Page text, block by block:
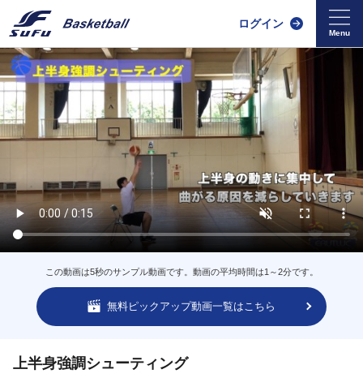
ログイン
この動画は5秒のサンプル動画です。動画の平均時間は1～2分です。
無料ピックアップ動画一覧はこちら
上半身強調シューティング